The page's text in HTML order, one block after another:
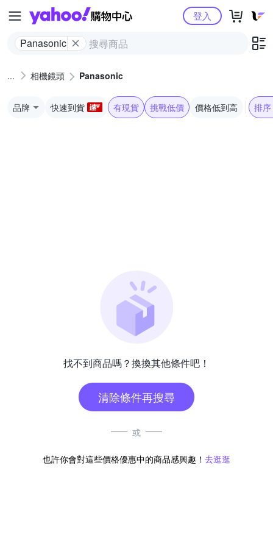
Yahoo購物中心
Panasonic
登入
相機鏡頭 Panasonic
品牌 快速到貨 有現貨 挑戰低價 價格低到高 排序
找不到商品嗎？換換其他條件吧！
清除條件再搜尋
或
也許你會對這些價格優惠中的商品感興趣！ 去逛逛